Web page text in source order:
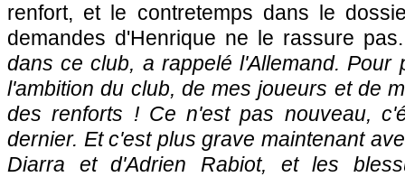
renfort, et le contretemps dans le
demandes d'Henrique ne le rassure
dans ce club, a rappelé l'Allemand. Pour
l'ambition du club, de mes joueurs et de
des renforts ! Ce n'est pas nouveau,
dernier. Et c'est plus grave maintenant
Diarra et d'Adrien Rabiot, et les